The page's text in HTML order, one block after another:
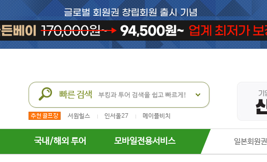
서원힐스 인서울27 메이플비치
국내/해외 투어 모바일전용서비스 일본회원권